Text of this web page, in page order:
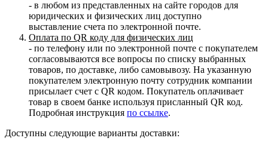
- в любом из представленных на сайте городов для
юридических и физических лиц доступно
выставление счета по электронной почте.
Оплата по QR коду для физических лиц
- по телефону или по электронной почте с покупателем
согласовываются все вопросы по списку выбранных
товаров, по доставке, либо самовывозу. На указанную
покупателем электронную почту сотрудник компании
присылает счет с QR кодом. Покупатель оплачивает
товар в своем банке используя присланный QR код.
Подробная инструкция по ссылке.
Доступны следующие варианты доставки: